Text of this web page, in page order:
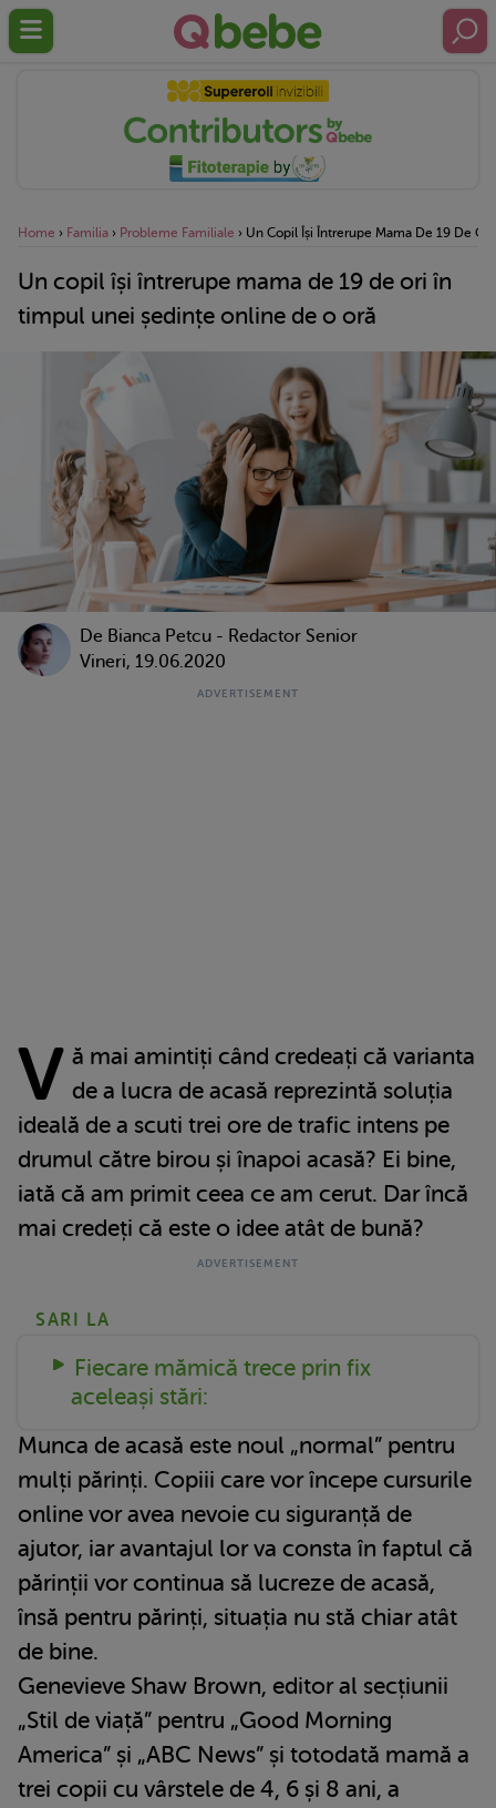
Home › Familia › Probleme Familiale › Un Copil Își Întrerupe Mama De 19 De
Un copil își întrerupe mama de 19 de ori în
timpul unei ședințe online de o oră
De Bianca Petcu - Redactor Senior
Vineri, 19.06.2020
V ă mai amintiți când credeați că varianta
de a lucra de acasă reprezintă soluția
ideală de a scuti trei ore de trafic intens pe
drumul către birou și înapoi acasă? Ei bine,
iată că am primit ceea ce am cerut. Dar încă
mai credeți că este o idee atât de bună?
SARI LA
Fiecare mămică trece prin fix
aceleași stări:
Munca de acasă este noul „normal” pentru
mulți părinți. Copiii care vor începe cursurile
online vor avea nevoie cu siguranță de
ajutor, iar avantajul lor va consta în faptul că
părinții vor continua să lucreze de acasă,
însă pentru părinți, situația nu stă chiar atât
de bine.
Genevieve Shaw Brown, editor al secțiunii
„Stil de viață” pentru „Good Morning
America” și „ABC News” și totodată mamă a
trei copii cu vârstele de 4, 6 și 8 ani, a